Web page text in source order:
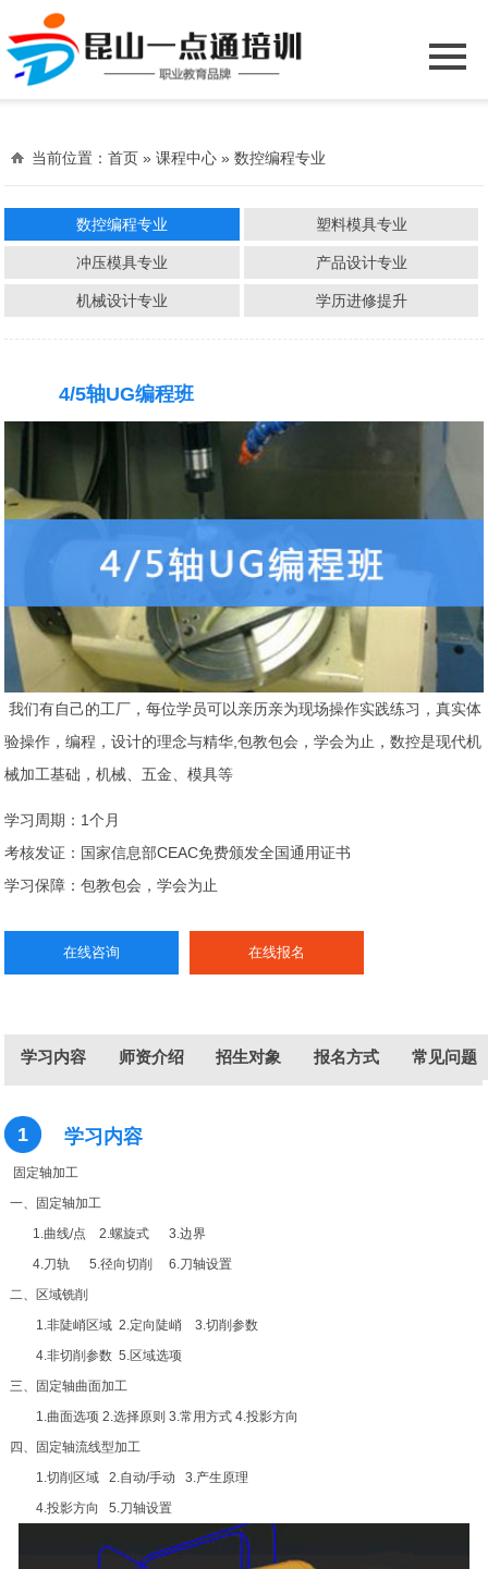
当前位置：首页 » 课程中心 » 数控编程专业
数控编程专业 塑料模具专业
冲压模具专业 产品设计专业
机械设计专业 学历进修提升
4/5轴UG编程班
我们有自己的工厂，每位学员可以亲历亲为现场操作实践练习，真实体
验操作，编程，设计的理念与精华,包教包会，学会为止，数控是现代机
械加工基础，机械、五金、模具等
学习周期：1个月
考核发证：国家信息部CEAC免费颁发全国通用证书
学习保障：包教包会，学会为止
在线咨询 在线报名
学习内容 师资介绍 招生对象 报名方式 常见问题
学习内容 师资介绍 招生对象 报名方式 常见问题
1 学习内容
固定轴加工
一、固定轴加工
1.曲线/点 2.螺旋式 3.边界
4.刀轨 5.径向切削 6.刀轴设置
二、区域铣削
1.非陡峭区域 2.定向陡峭 3.切削参数
4.非切削参数 5.区域选项
三、固定轴曲面加工
1.曲面选项 2.选择原则 3.常用方式 4.投影方向
四、固定轴流线型加工
1.切削区域 2.自动/手动 3.产生原理
4.投影方向 5.刀轴设置